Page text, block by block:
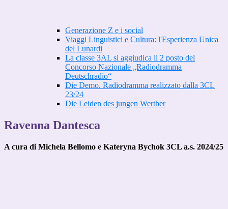
Generazione Z e i social
Viaggi Linguistici e Cultura: l'Esperienza Unica
del Lunardi
La classe 3AL si aggiudica il 2 posto del
Concorso Nazionale „Radiodramma
Deutschradio“
Die Demo. Radiodramma realizzato dalla 3CL
23/24
Die Leiden des jungen Werther
Ravenna Dantesca
A cura di Michela Bellomo e Kateryna Bychok 3CL a.s. 2024/25